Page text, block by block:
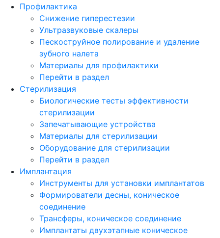
Профилактика
Снижение гиперестезии
Ультразвуковые скалеры
Пескоструйное полирование и удаление
зубного налета
Материалы для профилактики
Перейти в раздел
Стерилизация
Биологические тесты эффективности
стерилизации
Запечатывающие устройства
Материалы для стерилизации
Оборудование для стерилизации
Перейти в раздел
Имплантация
Инструменты для установки имплантатов
Формирователи десны, коническое
соединение
Трансферы, коническое соединение
Имплантаты двухэтапные коническое